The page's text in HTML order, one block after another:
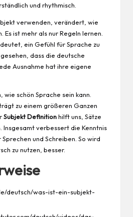
und rhythmisch.
verwenden, verändert, wie
Es ist mehr als nur Regeln lernen.
ein Gefühl für Sprache zu
dass die deutsche
Ausnahme hat ihre eigene
wie schön Sprache sein kann.
zu einem größeren Ganzen
Subjekt Definitionhilft uns, Sätze
Insgesamt verbessert die Kenntnis
und Schreiben. So wird
zu nutzen, besser.
deutsch/was-ist-ein-subjekt-